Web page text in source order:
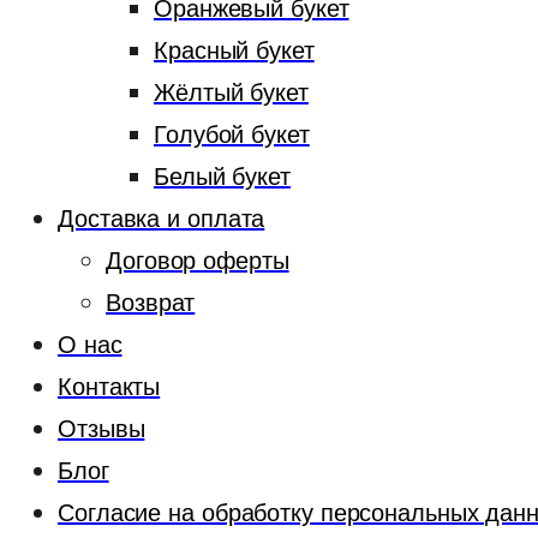
Оранжевый букет
Красный букет
Жёлтый букет
Голубой букет
Белый букет
Доставка и оплата
Договор оферты
Возврат
О нас
Контакты
Отзывы
Блог
Согласие на обработку персональных